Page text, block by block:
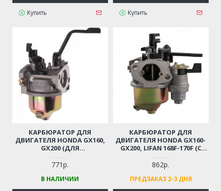
Купить Купить
КАРБЮРАТОР ДЛЯ
ДВИГАТЕЛЯ HONDA GX160,
GX200 (ДЛЯ
771р.
В НАЛИЧИИ
КАРБЮРАТОР ДЛЯ
ДВИГАТЕЛЯ HONDA GX160-
GX200, LIFAN 168F-170F (С
ОТСТОЙНИКОМ)
862р.
ПРЕДЗАКАЗ 2-3 ДНЯ